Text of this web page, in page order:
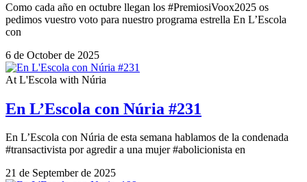
Como cada año en octubre llegan los #PremiosiVoox2025 os
pedimos vuestro voto para nuestro programa estrella En L’Escola
con
6 de October de 2025
At L'Escola with Núria
En L’Escola con Núria #231
En L’Escola con Núria de esta semana hablamos de la condenada
#transactivista por agredir a una mujer #abolicionista en
21 de September de 2025